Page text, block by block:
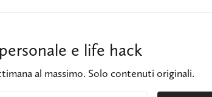
e life hack
al massimo. Solo contenuti originali.